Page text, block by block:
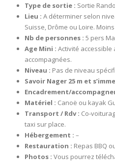
Type de sortie : Sortie
Lieu : A déterminer selon
Suisse, Drôme ou Loire. Moins
Nb de personnes : 5 pers
Age Mini : Activité accessible
accompagnées.
Niveau : Pas de niveau
Savoir Nager 25 m et
Encadrement/
Matériel : Canoë ou kayak
Transport / Rdv : Co-
taxi sur place.
Hébergement : –
Restauration : Repas BBQ
Photos : Vous pourrez